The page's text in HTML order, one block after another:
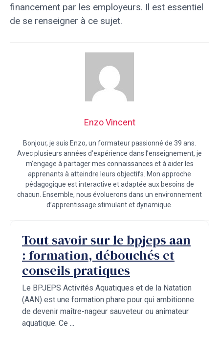
financement par les employeurs. Il est essentiel
de se renseigner à ce sujet.
Enzo Vincent
Bonjour, je suis Enzo, un formateur passionné de 39 ans.
Avec plusieurs années d’expérience dans l’enseignement, je
m’engage à partager mes connaissances et à aider les
apprenants à atteindre leurs objectifs. Mon approche
pédagogique est interactive et adaptée aux besoins de
chacun. Ensemble, nous évoluerons dans un environnement
d’apprentissage stimulant et dynamique.
Tout savoir sur le bpjeps aan
: formation, débouchés et
conseils pratiques
Le BPJEPS Activités Aquatiques et de la Natation
(AAN) est une formation phare pour qui ambitionne
de devenir maître-nageur sauveteur ou animateur
aquatique. Ce ...